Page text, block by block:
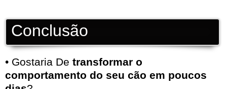
Conclusão
• Gostaria De transformar o
comportamento do seu cão em poucos